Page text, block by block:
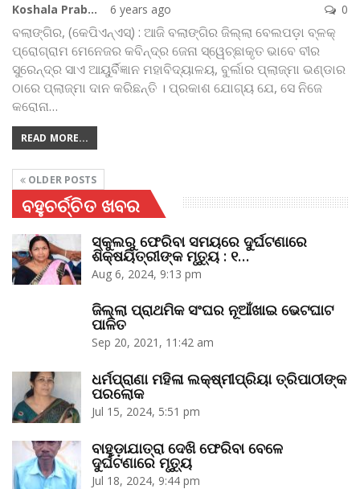
Koshala Prabaha 6 years ago 0
ବଲାଙ୍ଗିର, (କେପିଏନ୍‌ଏସ୍‌) : ଆଜି ବଲାଙ୍ଗିର ଜିଲ୍ଲା ବେଲପଡ଼ା ବ୍ଳକ୍‌
ପ୍ରୋଗ୍ରାମ ମେନେଜର କବିନ୍ଦ୍ର ଜେନା ସ୍ୱେଚ୍ଛାକୃତ ଭାବେ ବୀର
ସୁରେନ୍ଦ୍ର ସାଏ ଆୟୁର୍ବିଜ୍ଞାନ ମହାବିଦ୍ୟାଳୟ, ବୁର୍ଲାର ପ୍ଲାଜ୍‌ମା ଭଣ୍ଡାର
ଠାରେ ପ୍ଲାଜ୍‌ମା ଦାନ କରିଛନ୍ତି । ପ୍ରକାଶ ଯୋଗ୍ୟ ଯେ, ସେ ନିଜେ
କରୋନା…
READ MORE...
OLDER POSTS
ବହୁଚର୍ଚ୍ଚିତ ଖବର
ସ୍କୁଲରୁ ଫେରିବା ସମୟରେ ଦୁର୍ଘଟଣାରେ
ଶିକ୍ଷୟିତ୍ରୀଙ୍କ ମୃତ୍ୟୁ : ୧…
Aug 6, 2024, 9:13 pm
ଜିଲ୍ଲା ପ୍ରାଥମିକ ସଂଘର ନୂଆଁଖାଇ ଭେଟଘାଟ
ପାଳିତ
Sep 20, 2021, 11:42 am
ଧର୍ମପ୍ରାଣା ମହିଳା ଲକ୍ଷ୍ମୀପ୍ରିୟା ତ୍ରିପାଠୀଙ୍କ
ପରଲୋକ
Jul 15, 2024, 5:51 pm
ବାହୁଡ଼ାଯାତ୍ରା ଦେଖି ଫେରିବା ବେଳେ
ଦୁର୍ଘଟଣାରେ ମୃତ୍ୟୁ
Jul 18, 2024, 9:44 pm